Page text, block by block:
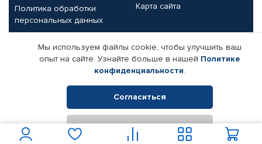
Политика обработки
персональных данных
Карта сайта
Партнерам
Корпоративным клиентам
Поставщикам
Реквизиты компании
© КАМАЗ ЦЕНТР ДОНЕЦК, 2015-2026. Все права защищены.
Интернет-магазин автомобильных товаров Автопрофи.
Мы используем файлы cookie, чтобы улучшить ваш
опыт на сайте. Узнайте больше в нашей Политике
конфиденциальности.
Согласиться
Отклонить